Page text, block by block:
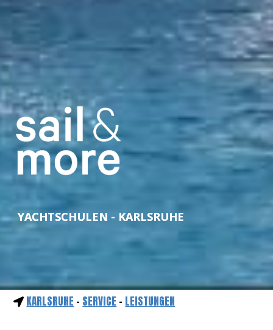
YACHTSCHULEN - KARLSRUHE
KARLSRUHE - SERVICE - LEISTUNGEN